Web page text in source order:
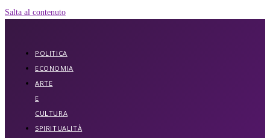
Salta al contenuto
POLITICA
ECONOMIA
ARTE
E
CULTURA
SPIRITUALITÀ